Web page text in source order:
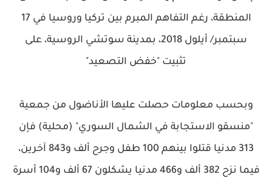
المنطقة، رغم التفاهم المبرم بين تركيا وروسيا في 17
سبتمبر/ أيلول 2018، بمدينة سوتشي الروسية، على
تثبيت "خفض التصعيد"
وبحسب معلومات حصلت عليها الأناضول من جمعية
"منسقو الاستجابة في الشمال السوري" (محلية) فإن
313 مدنيا قتلوا بينهم 100 طفل وجرح ألف و843 آخرين،
فيما نزح 382 ألف و466 مدنيا يشكلون 67 ألف و104 أسرة